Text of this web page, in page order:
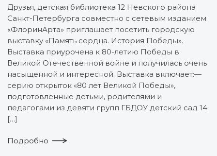
Друзья, детская библиотека 12 Невского района
Санкт-Петербурга совместно с сетевым изданием
«ФлоринАрта» приглашает посетить городскую
выставку «Память сердца. История Победы».
Выставка приурочена к 80-летию Победы в
Великой Отечественной войне и получилась очень
насыщенной и интересной. Выставка включает:—
серию открыток «80 лет Великой Победы»,
подготовленные детьми, родителями и
педагогами из девяти групп ГБДОУ детский сад 14
[…]
Подробно